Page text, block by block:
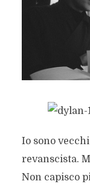
Io sono
revanscista.
Non capisco